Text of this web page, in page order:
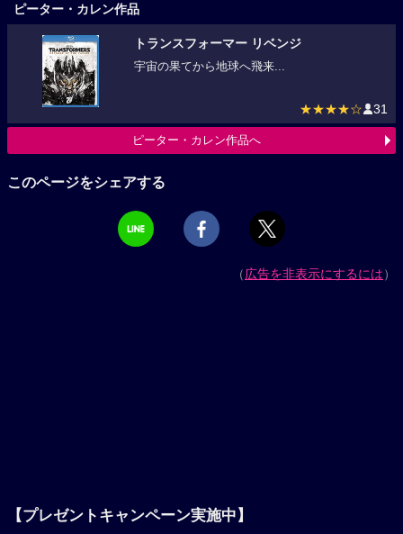
ピーター・カレン作品
トランスフォーマー リベンジ
宇宙の果てから地球へ飛来...
★★★★☆ 31
ピーター・カレン作品へ
このページをシェアする
（広告を非表示にするには）
【プレゼントキャンペーン実施中】